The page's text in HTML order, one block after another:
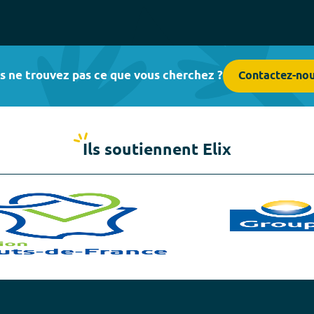
ne trouvez pas ce que vous cherchez ? Contactez-
Ils soutiennent Elix